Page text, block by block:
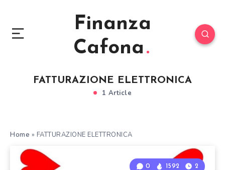
Finanza
Cafona
FATTURAZIONE ELETTRONICA
1 Article
Home » FATTURAZIONE ELETTRONICA
0 1592 2